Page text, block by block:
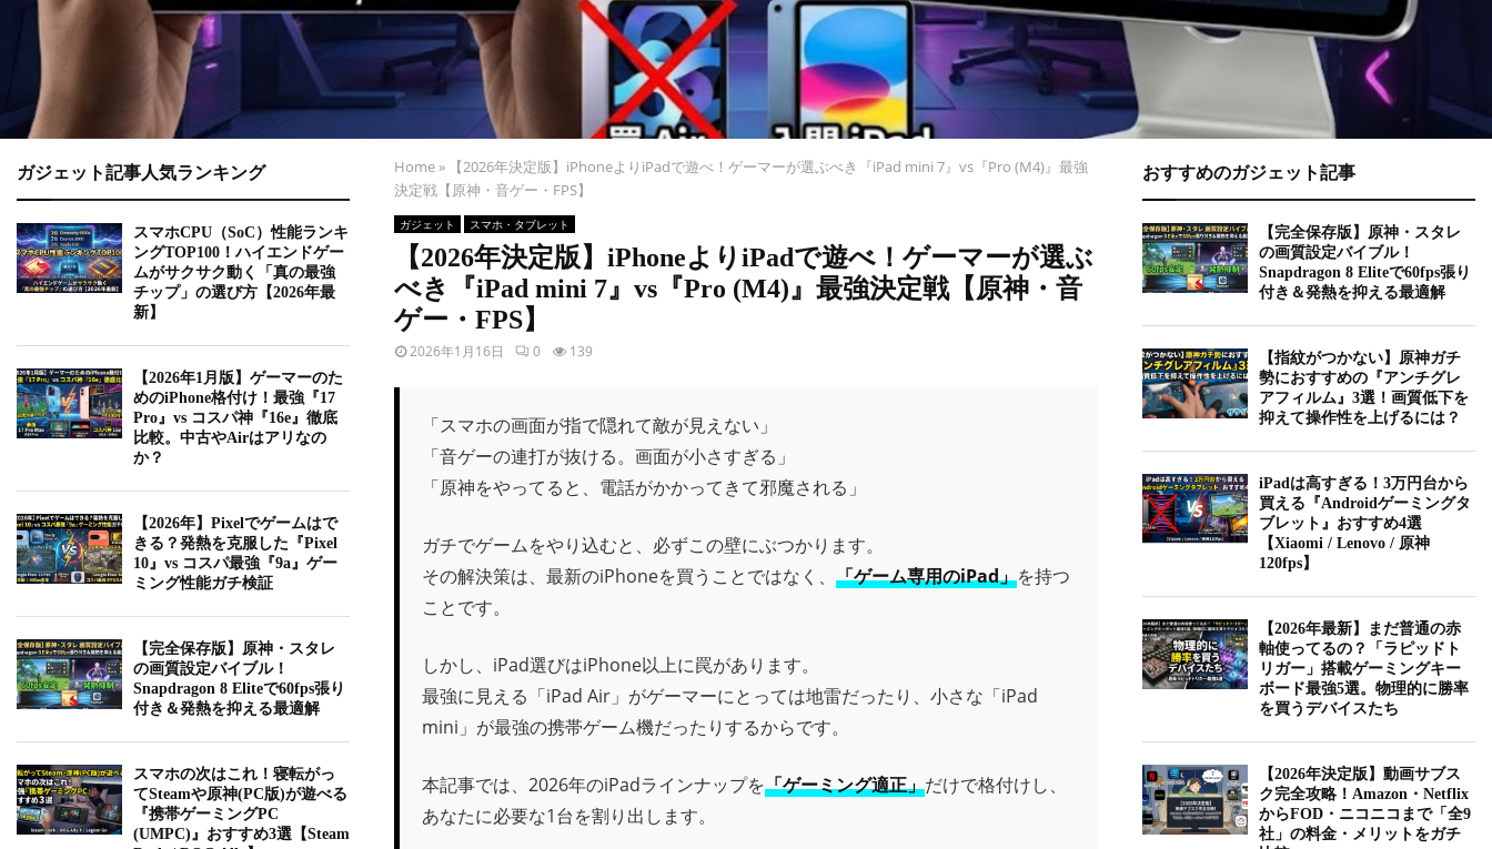
Home »
【2026年決定版】iPhoneよりiPadで遊べ！ゲーマーが選ぶべき『iPad mini 7』vs『Pro (M4)』最強
決定戦【原神・音ゲー・FPS】
ガジェット スマホ・タブレット
【2026年決定版】iPhoneよりiPadで遊べ！ゲーマーが選ぶ
べき『iPad mini 7』vs『Pro (M4)』最強決定戦【原神・音
ゲー・FPS】
2026年1月16日 0 139
「スマホの画面が指で隠れて敵が見えない」
「音ゲーの連打が抜ける。画面が小さすぎる」
「原神をやってると、電話がかかってきて邪魔される」
ガチでゲームをやり込むと、必ずこの壁にぶつかります。
その解決策は、最新のiPhoneを買うことではなく、 「ゲーム専用のiPad」を持つ
ことです。
しかし、iPad選びはiPhone以上に罠があります。
最強に見える「iPad Air」がゲーマーにとっては地雷だったり、小さな「iPad
mini」が最強の携帯ゲーム機だったりするからです。
本記事では、2026年のiPadラインナップを「ゲーミング適正」だけで格付けし、
あなたに必要な1台を割り出します。
ガジェット記事人気ランキング
スマホCPU（SoC）性能ランキ
ングTOP100！ハイエンドゲー
ムがサクサク動く「真の最強
チップ」の選び方【2026年最
新】
【2026年1月版】ゲーマーのた
めのiPhone格付け！最強『17
Pro』vs コスパ神『16e』徹底
比較。中古やAirはアリなの
か？
【2026年】Pixelでゲームはで
きる？発熱を克服した『Pixel
10』vs コスパ最強『9a』ゲー
ミング性能ガチ検証
【完全保存版】原神・スタレ
の画質設定バイブル！
Snapdragon 8 Eliteで60fps張り
付き＆発熱を抑える最適解
スマホの次はこれ！寝転がっ
てSteamや原神(PC版)が遊べる
『携帯ゲーミングPC
(UMPC)』おすすめ3選【Steam
おすすめのガジェット記事
【完全保存版】原神・スタレ
の画質設定バイブル！
Snapdragon 8 Eliteで60fps張り
付き＆発熱を抑える最適解
【指紋がつかない】原神ガチ
勢におすすめの『アンチグレ
アフィルム』3選！画質低下を
抑えて操作性を上げるには？
iPadは高すぎる！3万円台から
買える『Androidゲーミングタ
ブレット』おすすめ4選
【Xiaomi / Lenovo / 原神
120fps】
【2026年最新】まだ普通の赤
軸使ってるの？「ラピッドト
リガー」搭載ゲーミングキー
ボード最強5選。物理的に勝率
を買うデバイスたち
【2026年決定版】動画サブス
ク完全攻略！Amazon・Netflix
からFOD・ニコニコまで「全9
社」の料金・メリットをガチ